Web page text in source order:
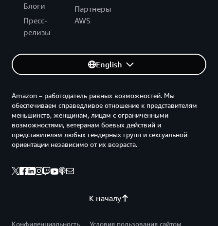
Блоги
Пресс-
релизы
Партнеры
AWS
English
К началу
Amazon – работодатель равных возможностей. Мы
обеспечиваем справедливое отношение к представителям
меньшинств, женщинам, лицам с ограниченными
возможностями, ветеранам боевых действий и
представителям любых гендерных групп и сексуальной
ориентации независимо от их возраста.
Конфиденциальность Условия пользования сайтом